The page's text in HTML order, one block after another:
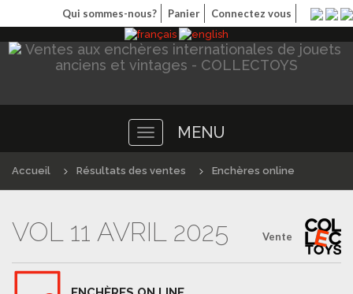
Qui sommes-nous? Panier Connectez vous
Toggle
navigation
MENU
Accueil Résultats des ventes Enchères online
Vente
VOL 11 AVRIL 2025